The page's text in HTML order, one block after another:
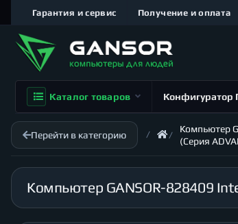
Гарантия и сервис Получение и оплата
Каталог товаров Конфигуратор
Перейти в категорию
Компьютер
(Серия